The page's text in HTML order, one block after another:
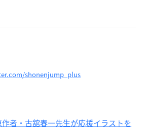
shonenjump_plus
者・古舘春一先生が応援イラストを